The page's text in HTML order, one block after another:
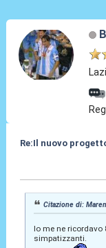
Re:Il nuovo
Citazione di:
Io me ne
simpatizzanti.